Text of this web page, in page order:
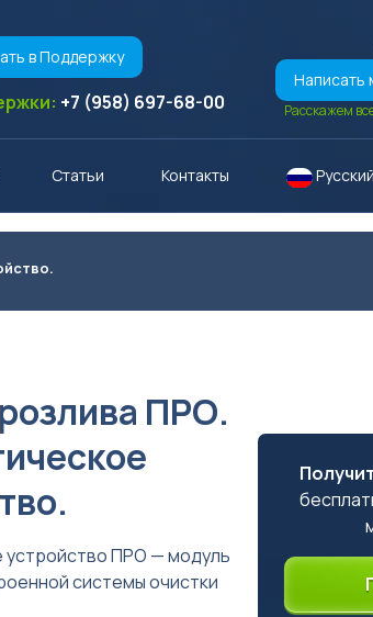
в Поддержку
+7 (958) 697-68-00 Расскажем
Статьи Контакты Русский
устройство ПРО — модуль
системы очистки